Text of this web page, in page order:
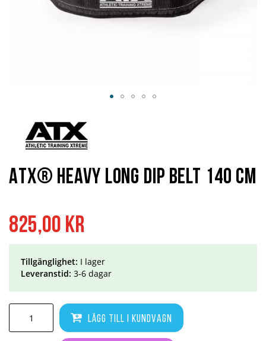
825,00 kr
Lägg till i kundvagn
Tillgänglighet: I lager
Leveranstid: 3-6 dagar
ATX® Heavy Long Dip Belt 140 cm
början
bildgalleriet